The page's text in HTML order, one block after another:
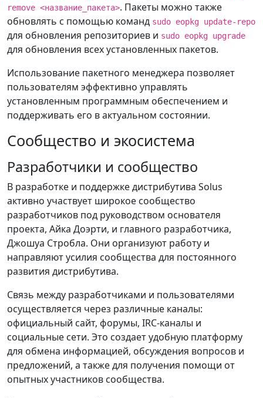
remove <название_пакета>. Пакеты можно также
обновлять с помощью команд sudo eopkg update-repo
для обновления репозиториев и sudo eopkg upgrade
для обновления всех установленных пакетов.
Использование пакетного менеджера позволяет
пользователям эффективно управлять
установленным программным обеспечением и
поддерживать его в актуальном состоянии.
Сообщество и экосистема
Разработчики и сообщество
В разработке и поддержке дистрибутива Solus
активно участвует широкое сообщество
разработчиков под руководством основателя
проекта, Айка Доэрти, и главного разработчика,
Джошуа Стробла. Они организуют работу и
направляют усилия сообщества для постоянного
развития дистрибутива.
Связь между разработчиками и пользователями
осуществляется через различные каналы:
официальный сайт, форумы, IRC-каналы и
социальные сети. Это создает удобную платформу
для обмена информацией, обсуждения вопросов и
предложений, а также для получения помощи от
опытных участников сообщества.